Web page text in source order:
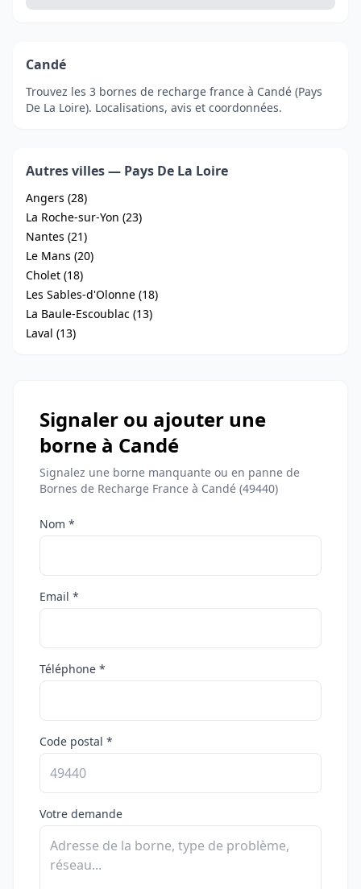
Candé
Trouvez les 3 bornes de recharge france à Candé (Pays
De La Loire). Localisations, avis et coordonnées.
Autres villes — Pays De La Loire
Angers (28)
La Roche-sur-Yon (23)
Nantes (21)
Le Mans (20)
Cholet (18)
Les Sables-d'Olonne (18)
La Baule-Escoublac (13)
Laval (13)
Signaler ou ajouter une
borne à Candé
Signalez une borne manquante ou en panne de
Bornes de Recharge France à Candé (49440)
Nom *
Email *
Téléphone *
Code postal *
Votre demande